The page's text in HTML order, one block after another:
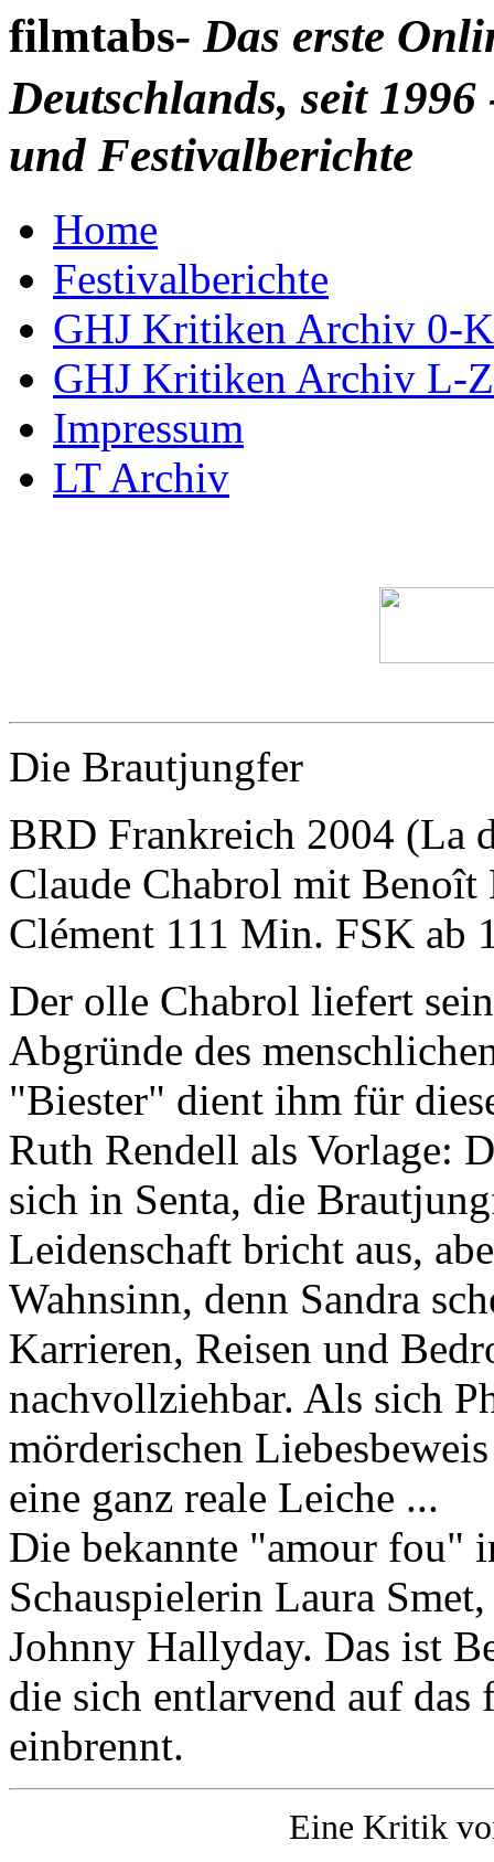
filmtabs- Das erste
Deutschlands, seit
und Festivalberichte
Home
Festivalberichte
GHJ Kritiken Archiv 0-K
GHJ Kritiken Archiv L-Z
Impressum
LT Archiv
Die Brautjungfer
BRD Frankreich 2004 (La
Claude Chabrol mit
Clément 111 Min. FSK ab
Der olle Chabrol liefert
Abgründe des
"Biester" dient ihm für
Ruth Rendell als Vorlage:
sich in Senta, die
Leidenschaft bricht aus,
Wahnsinn, denn Sandra
Karrieren, Reisen und
nachvollziehbar. Als sich
mörderischen
eine ganz reale Leiche ...
Die bekannte "amour fou"
Schauspielerin Laura
Johnny Hallyday. Das ist
die sich entlarvend auf das
einbrennt.
Eine Kritik